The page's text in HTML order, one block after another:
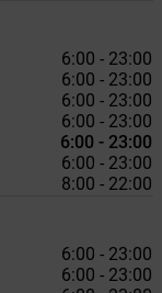
6:00 - 23:00
6:00 - 23:00
6:00 - 23:00
6:00 - 23:00
6:00 - 23:00
6:00 - 23:00
8:00 - 22:00
6:00 - 23:00
6:00 - 23:00